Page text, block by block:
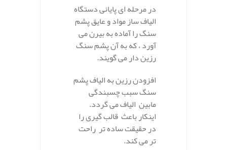
در مرحله ای پایانی دستگاه
الیاف ساز مواد و عایق پشم
سنگ را آماده به بیرن می
آورد ، که به آن پشم سنگ
رزین دار می گویند.
افزودن رزین به الیاف پشم
سنگ سبب چسبندگی
مابین الیاف می گردد.
اینکار باعث قالب گیری را
در حقیقت ساده تر راحت
تر می کند.